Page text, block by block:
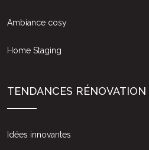
Ambiance cosy
Home Staging
TENDANCES RÉNOVATION
Idées innovantes